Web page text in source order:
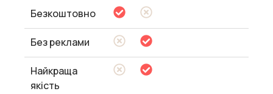
Безкоштовно
Без реклами
Найкраща
якість